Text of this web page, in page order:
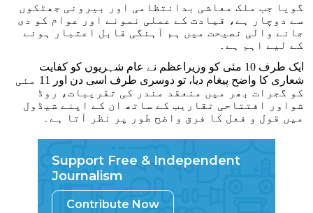
گویا جب ملک معاشی بدانتظامی اور بیرونی جھٹکوں
سے دوچار ہے، قیادت کے عملی نمونے اور عوام کو دی
جانے والی نصیحت میں ہم آہنگی قابل اعتبار ہونے
کے لیے اہم ہے۔
ایک طرف 10 مئی کو وزیراعظم نے عام شہریوں کو کفایت
شعاری کا واضح پیغام دیا، تو دوسری طرف اسی دن اور 11 مئی
کو گجرات بھر میں منعقد مندر کی تقریبات، روڈ
شواور افتتاحی تقاریب کے ساتھ ان کے اپنے شیڈول
میں قول و فعل کا فرق واضح طور پر نظر آتا ہے۔
Support Free & Independent
Journalism
Contribute Now